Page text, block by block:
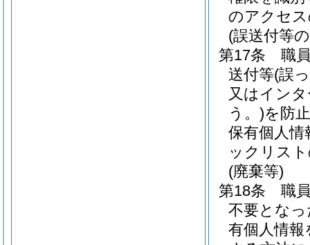
のアクセ
(誤送付等
第17条
職
送付等(誤
又はイン
う。)を防
保有個人
ックリス
(廃棄等)
第18条
職
不要とな
有個人情